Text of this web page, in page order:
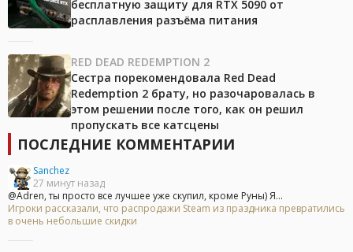
бесплатную защиту для RTX 5090 от
расплавления разъёма питания
RED DEAD REDEMPTION 2
Сестра порекомендовала Red Dead
Redemption 2 брату, но разочаровалась в
этом решении после того, как он решил
пропускать все катсцены
ПОСЛЕДНИЕ КОММЕНТАРИИ
Sanchez
27 минут назад
@Adren, ты просто все лучшее уже скупил, кроме Руны) Я...
Игроки рассказали, что распродажи Steam из праздника превратились
в очень небольшие скидки